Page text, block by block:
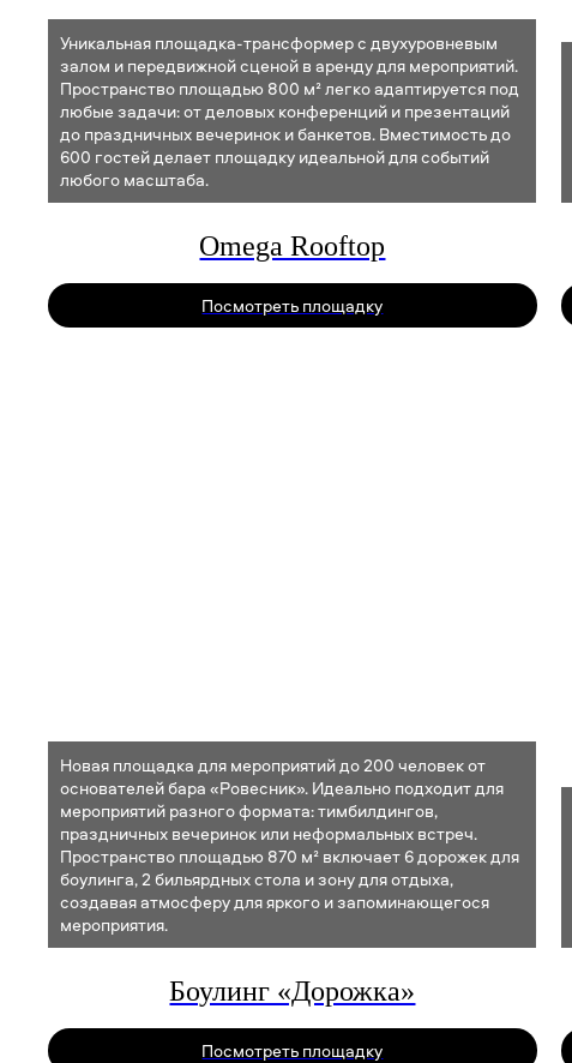
Уникальная площадка-трансформер с двухуровневым
залом и передвижной сценой в аренду для мероприятий.
Пространство площадью 800 м² легко адаптируется под
любые задачи: от деловых конференций и презентаций
до праздничных вечеринок и банкетов. Вместимость до
600 гостей делает площадку идеальной для событий
любого масштаба.
Omega Rooftop
Посмотреть площадку
Новая площадка для мероприятий до 200 человек от
основателей бара «Ровесник». Идеально подходит для
мероприятий разного формата: тимбилдингов,
праздничных вечеринок или неформальных встреч.
Пространство площадью 870 м² включает 6 дорожек для
боулинга, 2 бильярдных стола и зону для отдыха,
создавая атмосферу для яркого и запоминающегося
мероприятия.
Боулинг «Дорожка»
Посмотреть площадку
© Все права защищены, 2026